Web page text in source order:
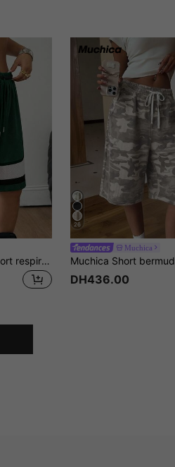
Coolane Shorts de sport respirants en maille pour femmes et hommes, tenue de jour de match, de festival rave, imprimés graphiques
26
Muchica
DH436.00